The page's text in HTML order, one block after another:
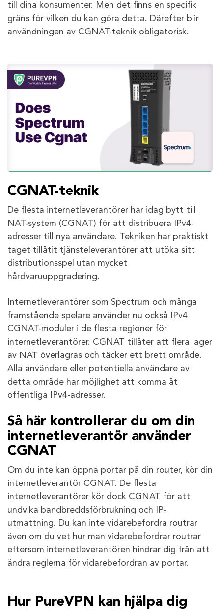
till dina konsumenter. Men det finns en specifik
gräns för vilken du kan göra detta. Därefter blir
användningen av CGNAT-teknik obligatorisk.
CGNAT-teknik
De flesta internetleverantörer har idag bytt till
NAT-system (CGNAT) för att distribuera IPv4-
adresser till nya användare. Tekniken har praktiskt
taget tillåtit tjänsteleverantörer att utöka sitt
distributionsspel utan mycket
hårdvaruuppgradering.
Internetleverantörer som Spectrum och många
framstående spelare använder nu också IPv4
CGNAT-moduler i de flesta regioner för
internetleverantörer. CGNAT tillåter att flera lager
av NAT överlagras och täcker ett brett område.
Alla användare eller potentiella användare av
detta område har möjlighet att komma åt
offentliga IPv4-adresser.
Så här kontrollerar du om din
internetleverantör använder
CGNAT
Om du inte kan öppna portar på din router, kör din
internetleverantör CGNAT. De flesta
internetleverantörer kör dock CGNAT för att
undvika bandbreddsförbrukning och IP-
utmattning. Du kan inte vidarebefordra routrar
även om du vet hur man vidarebefordrar routrar
eftersom internetleverantören hindrar dig från att
ändra reglerna för vidarebefordran av portar.
Hur PureVPN kan hjälpa dig